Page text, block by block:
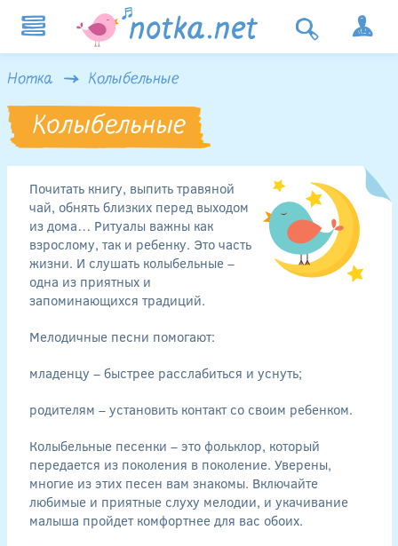
Нотка Колыбельные
Колыбельные
Почитать книгу, выпить травяной
чай, обнять близких перед выходом
из дома… Ритуалы важны как
взрослому, так и ребенку. Это часть
жизни. И слушать колыбельные –
одна из приятных и
запоминающихся традиций.
Мелодичные песни помогают:
младенцу – быстрее расслабиться и уснуть;
родителям – установить контакт со своим ребенком.
Колыбельные песенки – это фольклор, который
передается из поколения в поколение. Уверены,
многие из этих песен вам знакомы. Включайте
любимые и приятные слуху мелодии, и укачивание
малыша пройдет комфортнее для вас обоих.